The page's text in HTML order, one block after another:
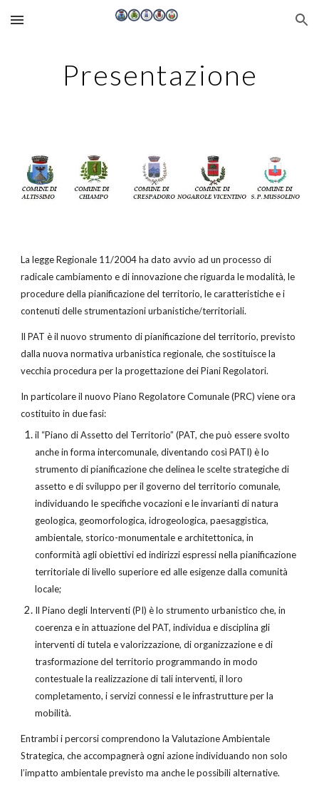
Skip to main content Skip to navigation
Presentazione
La legge Regionale 11/2004 ha dato avvio ad un processo di
radicale cambiamento e di innovazione che riguarda le modalità, le
procedure della pianificazione del territorio, le caratteristiche e i
contenuti delle strumentazioni urbanistiche/territoriali.
Il PAT è il nuovo strumento di pianificazione del territorio, previsto
dalla nuova normativa urbanistica regionale, che sostituisce la
vecchia procedura per la progettazione dei Piani Regolatori.
In particolare il nuovo Piano Regolatore Comunale (PRC) viene ora
costituito in due fasi:
il “Piano di Assetto del Territorio” (PAT, che può essere svolto
anche in forma intercomunale, diventando così PATI) è lo
strumento di pianificazione che delinea le scelte strategiche di
assetto e di sviluppo per il governo del territorio comunale,
individuando le specifiche vocazioni e le invarianti di natura
geologica, geomorfologica, idrogeologica, paesaggistica,
ambientale, storico-monumentale e architettonica, in
conformità agli obiettivi ed indirizzi espressi nella pianificazione
territoriale di livello superiore ed alle esigenze dalla comunità
locale;
Il Piano degli Interventi (PI) è lo strumento urbanistico che, in
coerenza e in attuazione del PAT, individua e disciplina gli
interventi di tutela e valorizzazione, di organizzazione e di
trasformazione del territorio programmando in modo
contestuale la realizzazione di tali interventi, il loro
completamento, i servizi connessi e le infrastrutture per la
mobilità.
Entrambi i percorsi comprendono la Valutazione Ambientale
Strategica, che accompagnerà ogni azione individuando non solo
l’impatto ambientale previsto ma anche le possibili alternative.